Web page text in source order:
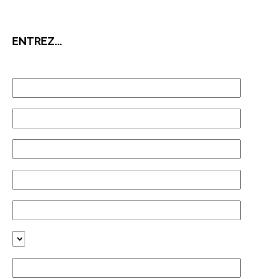
ENTREZ...